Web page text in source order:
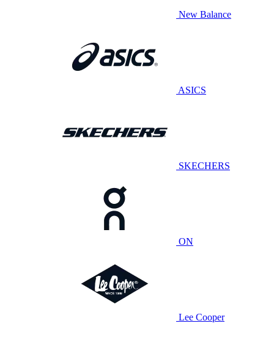
New Balance
ASICS
SKECHERS
ON
Lee Cooper